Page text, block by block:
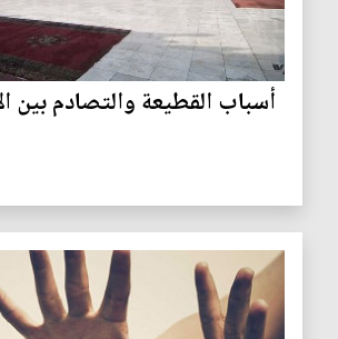
أسباب القطيعة والتصادم بين